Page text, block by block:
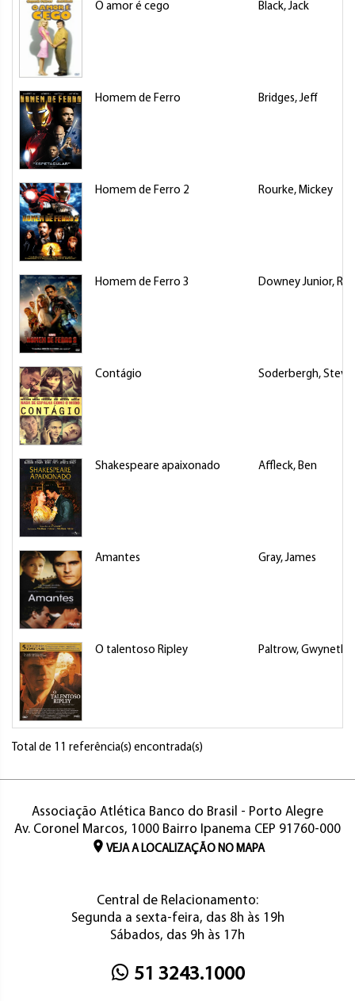
O amor é cego Black, Jack
Homem de Ferro Bridges, Jeff
Homem de Ferro 2 Rourke, Mickey
Homem de Ferro 3 Downey Junior,
Contágio Soderbergh,
Shakespeare apaixonado Affleck, Ben
Amantes Gray, James
O talentoso Ripley Paltrow, Gwyneth
Total de 11 referência(s) encontrada(s)
Associação Atlética Banco do Brasil - Porto Alegre
Av. Coronel Marcos, 1000 Bairro Ipanema CEP 91760-000
VEJA A LOCALIZAÇÃO NO MAPA
Central de Relacionamento:
Segunda a sexta-feira, das 8h às 19h
Sábados, das 9h às 17h
51 3243.1000